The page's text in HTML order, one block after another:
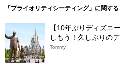
「プライオリティシーティング」に関す
【10年ぶりディズニ
しもう！久しぶりの
Tommy